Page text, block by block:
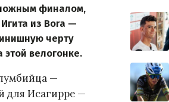
финалом,
из Bora —
черту
этой велогонке.
—
для Исагирре —